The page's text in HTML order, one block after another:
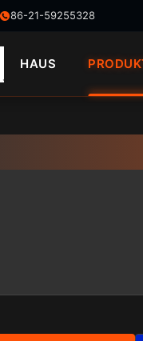
86-21-59255328
HAUS